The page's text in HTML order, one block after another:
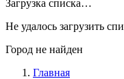
Загрузка списка…
Не удалось загрузить
Город не найден
Главная